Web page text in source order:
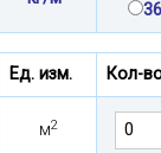
36
Ед. изм. Кол-
м2